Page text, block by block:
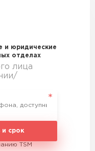
и юридические
отделах
лица
и срок
TSM